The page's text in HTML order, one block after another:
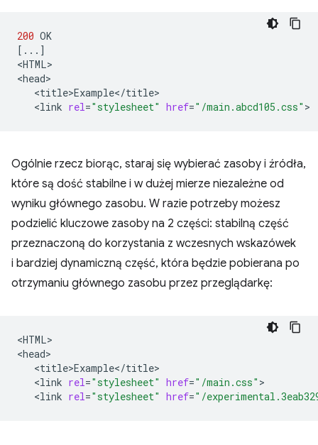
200
[ ... ]
<HTML>
<link rel="stylesheet" href="/main.abcd105.css"
Ogólnie rzecz biorąc, staraj się wybierać zasoby i źródła,
które są dość stabilne i w dużej mierze niezależne od
wyniku głównego zasobu. W razie potrzeby możesz
podzielić kluczowe zasoby na 2 części: stabilną część
przeznaczoną do korzystania z wczesnych wskazówek
i bardziej dynamiczną część, która będzie pobierana po
otrzymaniu głównego zasobu przez przeglądarkę:
<HTML>
<link rel="stylesheet" href="/main.css"
<link rel="stylesheet" href="/